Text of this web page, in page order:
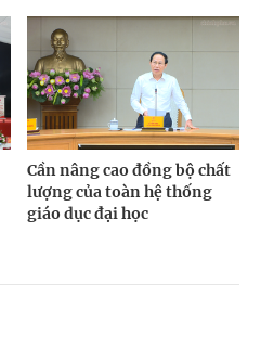
Cần nâng cao đồng bộ chất
lượng của toàn hệ thống
giáo dục đại học